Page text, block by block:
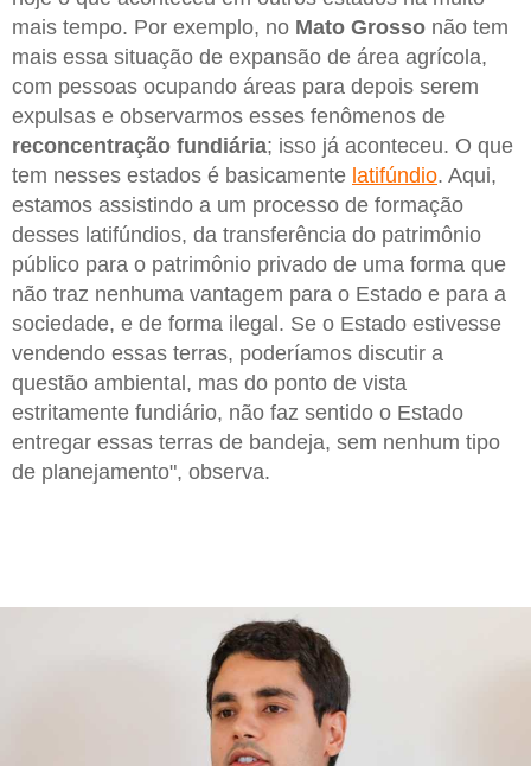
mais tempo. Por exemplo, no Mato Grosso não tem
mais essa situação de expansão de área agrícola,
com pessoas ocupando áreas para depois serem
expulsas e observarmos esses fenômenos de
reconcentração fundiária; isso já aconteceu. O que
tem nesses estados é basicamente latifúndio. Aqui,
estamos assistindo a um processo de formação
desses latifúndios, da transferência do patrimônio
público para o patrimônio privado de uma forma que
não traz nenhuma vantagem para o Estado e para a
sociedade, e de forma ilegal. Se o Estado estivesse
vendendo essas terras, poderíamos discutir a
questão ambiental, mas do ponto de vista
estritamente fundiário, não faz sentido o Estado
entregar essas terras de bandeja, sem nenhum tipo
de planejamento", observa.